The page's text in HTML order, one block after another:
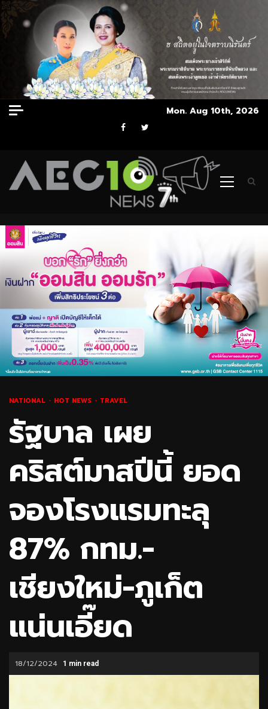
Skip
to
Mon. Aug 10th, 2026
Facebook
Twitter
Primary
NATIONAL HOT NEWS TRAVEL
รัฐบาล เผย
คริสต์มาสปีนี้ ยอด
จองโรงแรมทะลุ
87% กทม.-
เชียงใหม่-ภูเก็ต
แน่นเอี๊ยด
18/12/2024 1 min read